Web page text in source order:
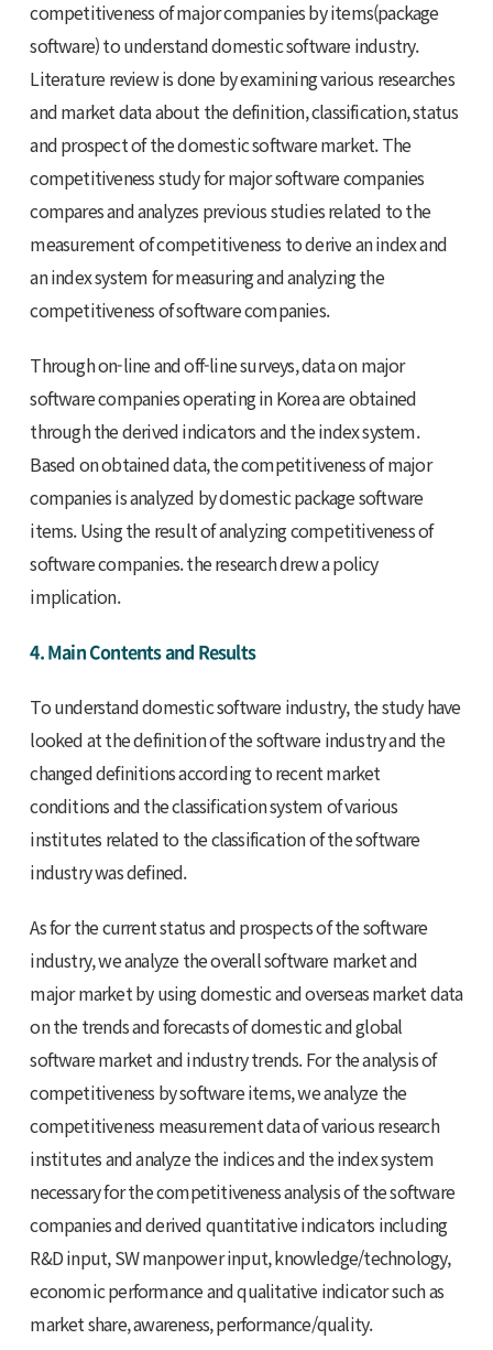
competitiveness of major companies by items(package
software) to understand domestic software industry.
Literature review is done by examining various researches
and market data about the definition, classification, status
and prospect of the domestic software market. The
competitiveness study for major software companies
compares and analyzes previous studies related to the
measurement of competitiveness to derive an index and
an index system for measuring and analyzing the
competitiveness of software companies.
Through on-line and off-line surveys, data on major
software companies operating in Korea are obtained
through the derived indicators and the index system.
Based on obtained data, the competitiveness of major
companies is analyzed by domestic package software
items. Using the result of analyzing competitiveness of
software companies. the research drew a policy
implication.
4. Main Contents and Results
To understand domestic software industry, the study have
looked at the definition of the software industry and the
changed definitions according to recent market
conditions and the classification system of various
institutes related to the classification of the software
industry was defined.
As for the current status and prospects of the software
industry, we analyze the overall software market and
major market by using domestic and overseas market data
on the trends and forecasts of domestic and global
software market and industry trends. For the analysis of
competitiveness by software items, we analyze the
competitiveness measurement data of various research
institutes and analyze the indices and the index system
necessary for the competitiveness analysis of the software
companies and derived quantitative indicators including
R&D input, SW manpower input, knowledge/technology,
economic performance and qualitative indicator such as
market share, awareness, performance/quality.